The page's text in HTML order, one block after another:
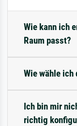
Wie kann ich
Raum passt?
Wie wähle
Ich bin mir
richtig